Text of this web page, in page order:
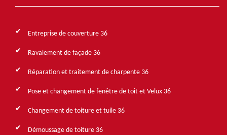
Entreprise de couverture 36
Ravalement de façade 36
Réparation et traitement de charpente 36
Pose et changement de fenêtre de toit et Velux 36
Changement de toiture et tuile 36
Démoussage de toiture 36